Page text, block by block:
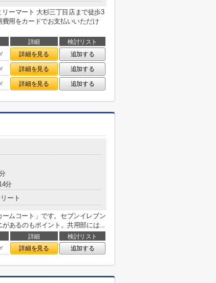
リーマート 大杉三丁目店まで徒歩3
用をカードでお支払いいただけ
詳細
検討リスト
詳細を見る
追加する
詳細を見る
追加する
詳細を見る 追加する
分
ート
ムコート」です。セブンイレブン
あるのもポイント。共用部には...
詳細
検討リスト
詳細を見る 追加する